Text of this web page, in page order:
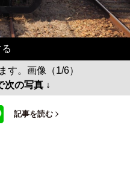
す。画像（1/6）
次の写真 ↓
記事を読む